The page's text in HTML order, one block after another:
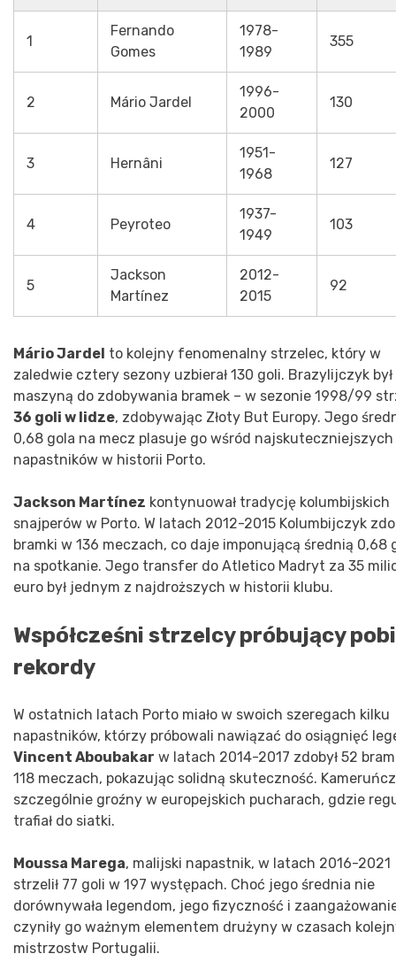
1
Fernando
Gomes
1978-
1989
355
2 Mário Jardel
1996-
2000
130
3 Hernâni
1951-
1968
127
4 Peyroteo
1937-
1949
103
5
Jackson
Martínez
2012-
2015
92
Mário Jardel to kolejny fenomenalny strzelec, który w
zaledwie cztery sezony uzbierał 130 goli. Brazylijczyk był
maszyną do zdobywania bramek – w sezonie 1998/99
36 goli w lidze, zdobywając Złoty But Europy. Jego
0,68 gola na mecz plasuje go wśród najskuteczniejszych
napastników w historii Porto.
Jackson Martínez kontynuował tradycję kolumbijskich
snajperów w Porto. W latach 2012-2015 Kolumbijczyk
bramki w 136 meczach, co daje imponującą średnią 0,68
na spotkanie. Jego transfer do Atletico Madryt za 35
euro był jednym z najdroższych w historii klubu.
Współcześni strzelcy próbujący
rekordy
W ostatnich latach Porto miało w swoich szeregach kilku
napastników, którzy próbowali nawiązać do osiągnięć
Vincent Aboubakar w latach 2014-2017 zdobył 52
118 meczach, pokazując solidną skuteczność.
szczególnie groźny w europejskich pucharach, gdzie
trafiał do siatki.
Moussa Marega, malijski napastnik, w latach 2016-2021
strzelił 77 goli w 197 występach. Choć jego średnia nie
dorównywała legendom, jego fizyczność i
czyniły go ważnym elementem drużyny w czasach
mistrzostw Portugalii.